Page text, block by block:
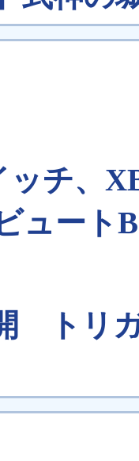
ッチ、
ュート
トリ